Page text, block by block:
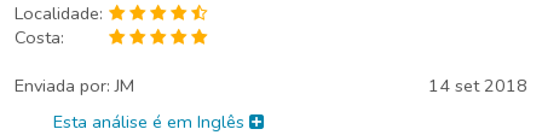
Localidade:
Costa:
Enviada por:JM
14 set 2018
Esta análise é em Inglês